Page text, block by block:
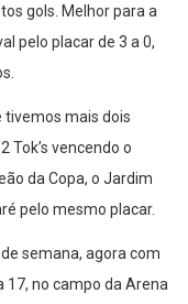
gols. Melhor para a
pelo placar de 3 a 0,
tivemos mais dois
Tok’s vencendo o
da Copa, o Jardim
pelo mesmo placar.
semana, agora com
17, no campo da Arena